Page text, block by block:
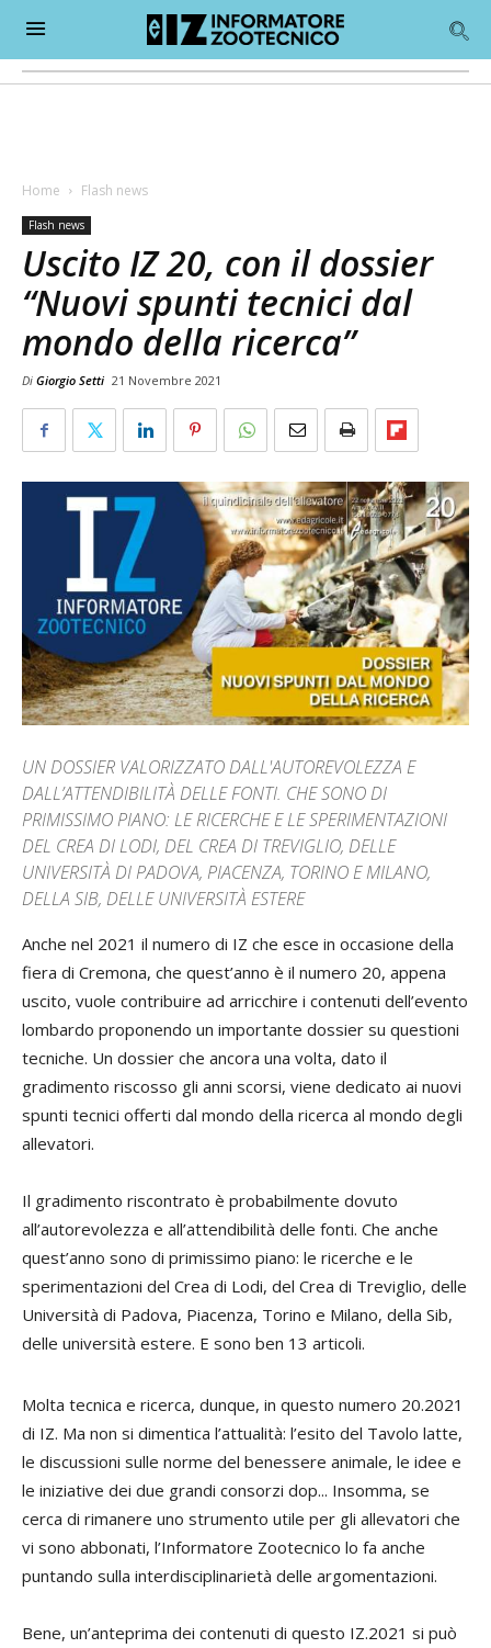
Home Flash news
Flash news
Uscito IZ 20, con il dossier
“Nuovi spunti tecnici dal
mondo della ricerca”
Di Giorgio Setti 21 Novembre 2021
UN DOSSIER VALORIZZATO DALL'AUTOREVOLEZZA E
DALL’ATTENDIBILITÀ DELLE FONTI. CHE SONO DI
PRIMISSIMO PIANO: LE RICERCHE E LE SPERIMENTAZIONI
DEL CREA DI LODI, DEL CREA DI TREVIGLIO, DELLE
UNIVERSITÀ DI PADOVA, PIACENZA, TORINO E MILANO,
DELLA SIB, DELLE UNIVERSITÀ ESTERE
Anche nel 2021 il numero di IZ che esce in occasione della
fiera di Cremona, che quest’anno è il numero 20, appena
uscito, vuole contribuire ad arricchire i contenuti dell’evento
lombardo proponendo un importante dossier su questioni
tecniche. Un dossier che ancora una volta, dato il
gradimento riscosso gli anni scorsi, viene dedicato ai nuovi
spunti tecnici offerti dal mondo della ricerca al mondo degli
allevatori.
Il gradimento riscontrato è probabilmente dovuto
all’autorevolezza e all’attendibilità delle fonti. Che anche
quest’anno sono di primissimo piano: le ricerche e le
sperimentazioni del Crea di Lodi, del Crea di Treviglio, delle
Università di Padova, Piacenza, Torino e Milano, della Sib,
delle università estere. E sono ben 13 articoli.
Molta tecnica e ricerca, dunque, in questo numero 20.2021
di IZ. Ma non si dimentica l’attualità: l’esito del Tavolo latte,
le discussioni sulle norme del benessere animale, le idee e
le iniziative dei due grandi consorzi dop... Insomma, se
cerca di rimanere uno strumento utile per gli allevatori che
vi sono abbonati, l’Informatore Zootecnico lo fa anche
puntando sulla interdisciplinarietà delle argomentazioni.
Bene, un’anteprima dei contenuti di questo IZ.2021 si può